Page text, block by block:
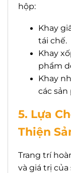
hộp:
Khay
tái chế.
Khay
phẩm
Khay
các
5. Lựa
Thiện
Trang trí
và giá trị của